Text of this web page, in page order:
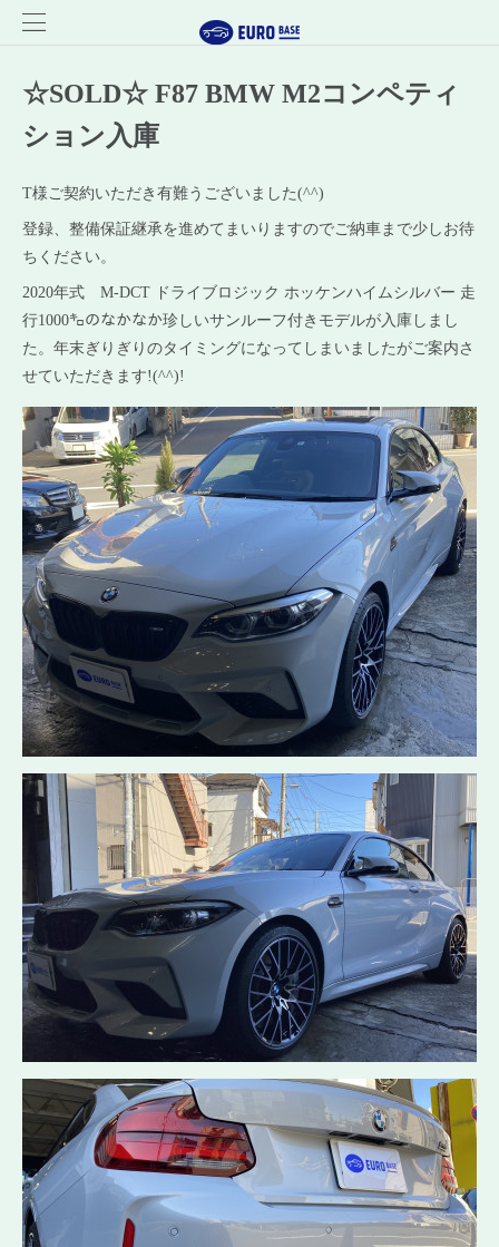
☆SOLD☆ F87 BMW M2コンペティ
ション入庫
T様ご契約いただき有難うございました(^^)
登録、整備保証継承を進めてまいりますのでご納車まで少しお待
ちください。
2020年式 M-DCT ドライブロジック ホッケンハイムシルバー 走
行1000㌔のなかなか珍しいサンルーフ付きモデルが入庫しまし
た。年末ぎりぎりのタイミングになってしまいましたがご案内さ
せていただきます!(^^)!